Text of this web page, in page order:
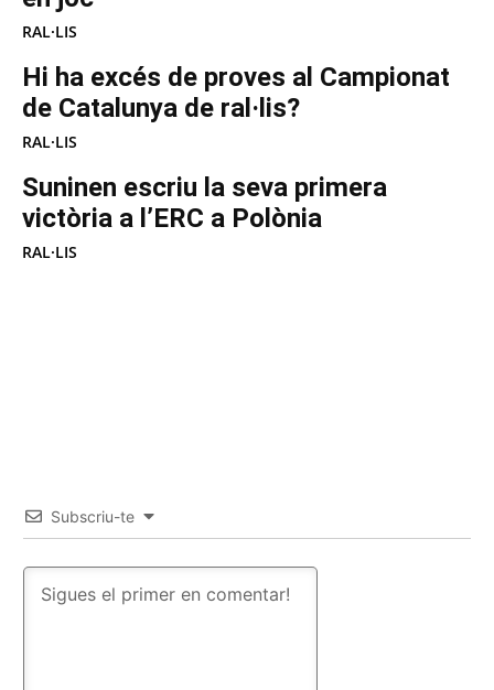
RAL·LIS
Hi ha excés de proves al Campionat
de Catalunya de ral·lis?
RAL·LIS
Suninen escriu la seva primera
victòria a l’ERC a Polònia
RAL·LIS
Subscriu-te